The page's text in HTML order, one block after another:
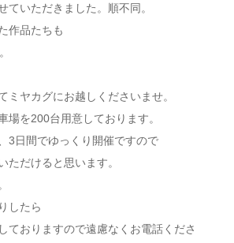
ていただきました。順不同。
作品たちも
ミヤカグにお越しくださいませ。
場を200台用意しております。
3日間でゆっくり開催ですので
ただけると思います。
したら
ておりますので遠慮なくお電話くださ